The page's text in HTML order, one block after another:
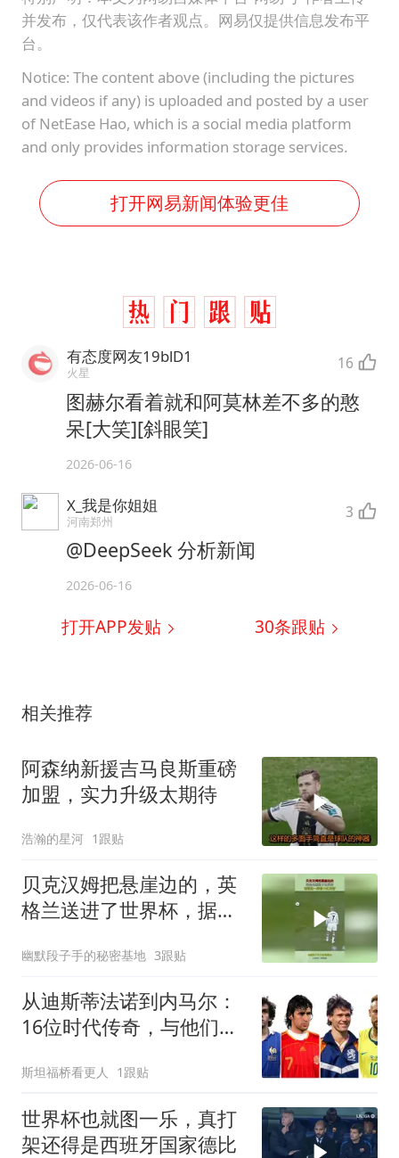
并发布，仅代表该作者观点。网易仅提供信息发布平
台。
Notice: The content above (including the pictures
and videos if any) is uploaded and posted by a user
of NetEase Hao, which is a social media platform
and only provides information storage services.
打开网易新闻体验更佳
有态度网友19blD1
火星 16
图赫尔看着就和阿莫林差不多的憨
呆[大笑][斜眼笑]
2026-06-16
X_我是你姐姐
河南郑州 3
@DeepSeek 分析新闻
2026-06-16
打开APP发贴 30条跟贴
相关推荐
阿森纳新援吉马良斯重磅
加盟，实力升级太期待
浩瀚的星河 1跟贴
贝克汉姆把悬崖边的，英
格兰送进了世界杯，据说
幽默段子手的秘密基地 3跟贴
从迪斯蒂法诺到内马尔：
16位时代传奇，与他们从
斯坦福桥看更人 1跟贴
世界杯也就图一乐，真打
架还得是西班牙国家德比